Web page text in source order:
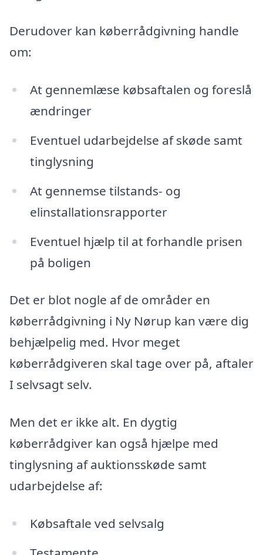
Derudover kan køberrådgivning handle
om:
At gennemlæse købsaftalen og foreslå
ændringer
Eventuel udarbejdelse af skøde samt
tinglysning
At gennemse tilstands- og
elinstallationsrapporter
Eventuel hjælp til at forhandle prisen
på boligen
Det er blot nogle af de områder en
køberrådgivning i Ny Nørup kan være dig
behjælpelig med. Hvor meget
køberrådgiveren skal tage over på, aftaler
I selvsagt selv.
Men det er ikke alt. En dygtig
køberrådgiver kan også hjælpe med
tinglysning af auktionsskøde samt
udarbejdelse af:
Købsaftale ved selvsalg